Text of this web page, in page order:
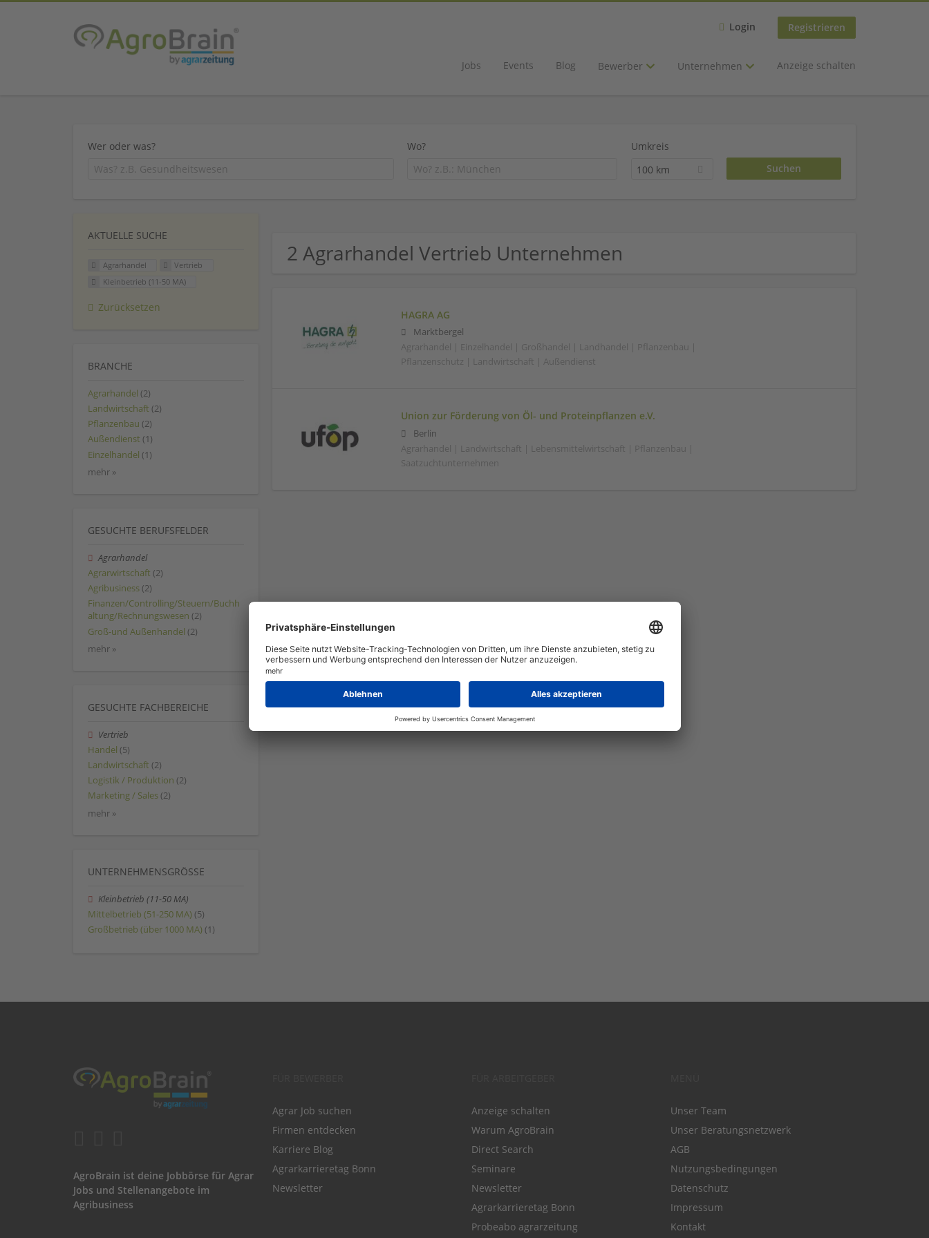
Login Registrieren
Jobs Events Blog Bewerber Unternehmen Anzeige schalten
Wer oder was? Wo?
Umkreis
100 km
2 Agrarhandel Vertrieb Unternehmen
HAGRA AG
Marktbergel
Agrarhandel | Einzelhandel | Großhandel | Landhandel | Pflanzenbau |
Pflanzenschutz | Landwirtschaft | Außendienst
Union zur Förderung von Öl- und Proteinpflanzen e.V.
Berlin
Agrarhandel | Landwirtschaft | Lebensmittelwirtschaft | Pflanzenbau |
Saatzuchtunternehmen
AKTUELLE SUCHE
Agrarhandel
Vertrieb
Kleinbetrieb (11-50 MA)
Zurücksetzen
BRANCHE
Agrarhandel (2)
Landwirtschaft (2)
Pflanzenbau (2)
Außendienst (1)
Einzelhandel (1)
mehr »
GESUCHTE BERUFSFELDER
Agrarhandel
Agrarwirtschaft (2)
Agribusiness (2)
Finanzen/Controlling/Steuern/Buchh
altung/Rechnungswesen (2)
Groß-und Außenhandel (2)
mehr »
GESUCHTE FACHBEREICHE
Vertrieb
Handel (5)
Landwirtschaft (2)
Logistik / Produktion (2)
Marketing / Sales (2)
mehr »
UNTERNEHMENSGRÖSSE
Kleinbetrieb (11-50 MA)
Mittelbetrieb (51-250 MA) (5)
Großbetrieb (über 1000 MA) (1)
AgroBrain ist deine Jobbörse für Agrar
Jobs und Stellenangebote im
Agribusiness
Agrar Job suchen
Firmen entdecken
Karriere Blog
Agrarkarrieretag Bonn
Newsletter
Anzeige schalten
Warum AgroBrain
Direct Search
Seminare
Newsletter
Agrarkarrieretag Bonn
Probeabo agrarzeitung
Unser Team
Unser Beratungsnetzwerk
AGB
Nutzungsbedingungen
Datenschutz
Impressum
Kontakt